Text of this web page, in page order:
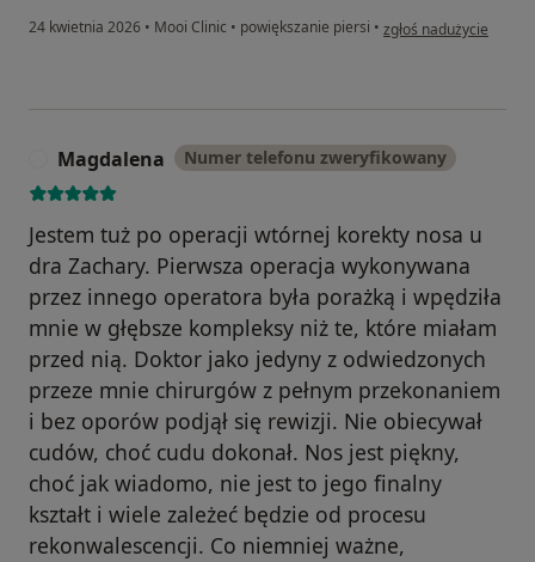
24 kwietnia 2026 • Mooi Clinic • powiększanie piersi • w opinii użytkownika
zgłoś nadużycie
Magdalena Numer telefonu zweryfikowany
Jestem tuż po operacji wtórnej korekty nosa u
dra Zachary. Pierwsza operacja wykonywana
przez innego operatora była porażką i wpędziła
mnie w głębsze kompleksy niż te, które miałam
przed nią. Doktor jako jedyny z odwiedzonych
przeze mnie chirurgów z pełnym przekonaniem
i bez oporów podjął się rewizji. Nie obiecywał
cudów, choć cudu dokonał. Nos jest piękny,
choć jak wiadomo, nie jest to jego finalny
kształt i wiele zależeć będzie od procesu
rekonwalescencji. Co niemniej ważne,